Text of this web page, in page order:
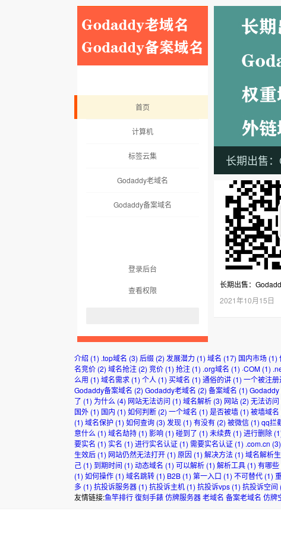
首页
计算机
标签云集
Godaddy老域名
Godaddy备案域名
登录后台
查看权限
长期出售
长期出售：
2021年10月15日
介绍 (1) .top域名 (3) 后缀(2) 发展潜力 (1) 域名 (17) 国内市场(1)
名竞价(2) 域名抢注(2) 竞价(1) 抢注(1) .org域名 (1) ·COM(1)
么用 (1) 域名需求(1) 个人 (1) 买域名 (1) 通俗的讲(1) 一个被注
Godaddy备案域名 (2) Godaddy老域名 (2) 备案域名 (1) Godaddy
了 (1) 为什么 (4) 网站无法访问 (1) 域名解析(3) 网站(2) 无法访问
国外(1) 国内 (1) 如何判断(2) 一个域名 (1) 是否被墙(1) 被墙域名
(1) 域名保护 (1) 如何查询(3) 发现(1) 有没有(2) 被微信(1) qq拦
意什么 (1) 域名劫持(1) 影响(1) 碰到了 (1) 未续费(1) 进行删除
要实名 (1) 实名 (1) 进行实名认证(1) 需要实名认证(1) .com.cn (3)
生效后(1) 网站仍然无法打开(1) 原因 (1) 解决方法(1) 域名解析
己(1) 到期时间 (1) 动态域名 (1) 可以解析(1) 解析工具(1) 有哪些
(1) 如何操作(1) 域名跳转(1) B2B(1) 第一入口 (1) 不可替代(1)
多(1) 抗投诉服务器(1) 抗投诉主机(1) 抗投诉vps(1) 抗投诉空间
友情链接:鱼竿排行 復刻手錶 仿牌服务器 老域名 备案老域名 仿牌